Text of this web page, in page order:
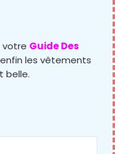
votre Guide Des
les vêtements
belle.